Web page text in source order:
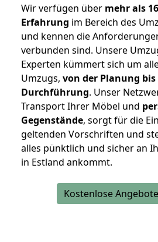
Wir verfügen über mehr als
Erfahrung im Bereich des
und kennen die
verbunden sind. Unsere
Experten kümmert sich um
Umzugs, von der Planung
Durchführung. Unser
Transport Ihrer Möbel und
Gegenstände, sorgt für die
geltenden Vorschriften und
alles pünktlich und sicher an
in Estland ankommt.
Kostenlose